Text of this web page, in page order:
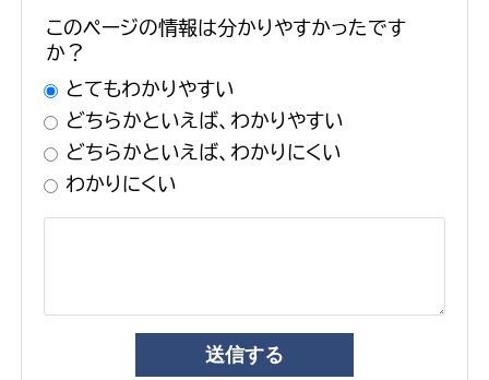
このページの情報は分かりやすかったです
か？
とてもわかりやすい
どちらかといえば、わかりやすい
どちらかといえば、わかりにくい
わかりにくい